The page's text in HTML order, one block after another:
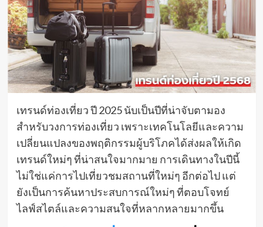
เทรนด์ท่องเที่ยว ปี 2025 นับเป็นปีที่น่าจับตามอง
สำหรับวงการท่องเที่ยว เพราะเทคโนโลยีและความ
เปลี่ยนแปลงของพฤติกรรมผู้บริโภคได้ส่งผลให้เกิด
เทรนด์ใหม่ๆ ที่น่าสนใจมากมาย การเดินทางในปีนี้
ไม่ใช่แค่การไปเที่ยวชมสถานที่ใหม่ๆ อีกต่อไป แต่
ยังเป็นการค้นหาประสบการณ์ใหม่ๆ ที่ตอบโจทย์
ไลฟ์สไตล์และความสนใจที่หลากหลายมากขึ้น